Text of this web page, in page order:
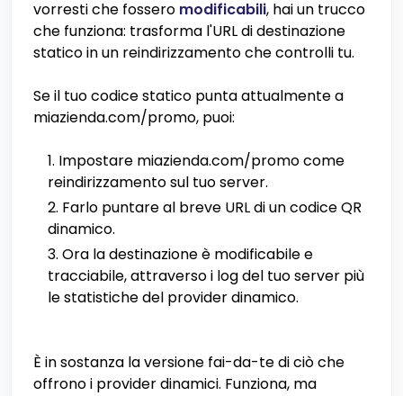
vorresti che fossero modificabili, hai un trucco
che funziona: trasforma l'URL di destinazione
statico in un reindirizzamento che controlli tu.
Se il tuo codice statico punta attualmente a
miazienda.com/promo, puoi:
Impostare miazienda.com/promo come
reindirizzamento sul tuo server.
Farlo puntare al breve URL di un codice QR
dinamico.
Ora la destinazione è modificabile e
tracciabile, attraverso i log del tuo server più
le statistiche del provider dinamico.
È in sostanza la versione fai-da-te di ciò che
offrono i provider dinamici. Funziona, ma